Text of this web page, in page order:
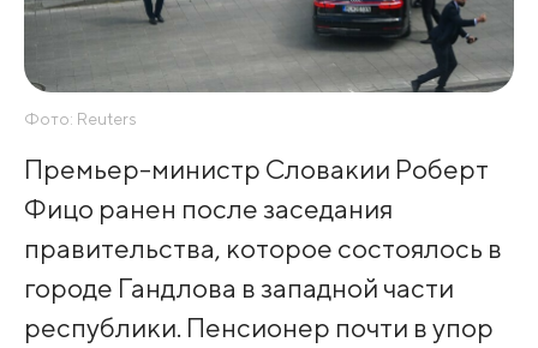
Фото: Reuters
Премьер-министр Словакии Роберт
Фицо ранен после заседания
правительства, которое состоялось в
городе Гандлова в западной части
республики. Пенсионер почти в упор